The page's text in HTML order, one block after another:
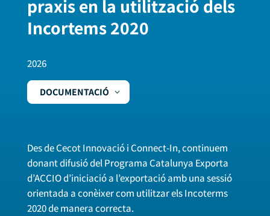
praxis en la utilització dels
Incortems 2020
2026
DOCUMENTACIÓ
Des de Cecot Innovació i Connect-In, continuem
donant difusió del Programa Catalunya Exporta
d’ACCIO d’iniciació a l’exportació amb una sessió
orientada a conèixer com utilitzar els Incoterms
2020 de manera correcta.